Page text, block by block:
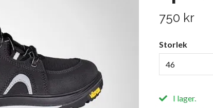
750 kr
Storlek
46
I lager.